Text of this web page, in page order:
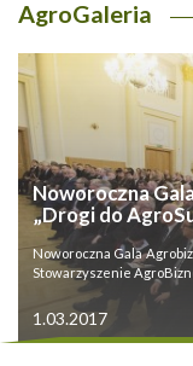
AgroGaleria
Noworoczna
„Drogi do
Noworoczna Gala
Stowarzyszenie
1.03.2017